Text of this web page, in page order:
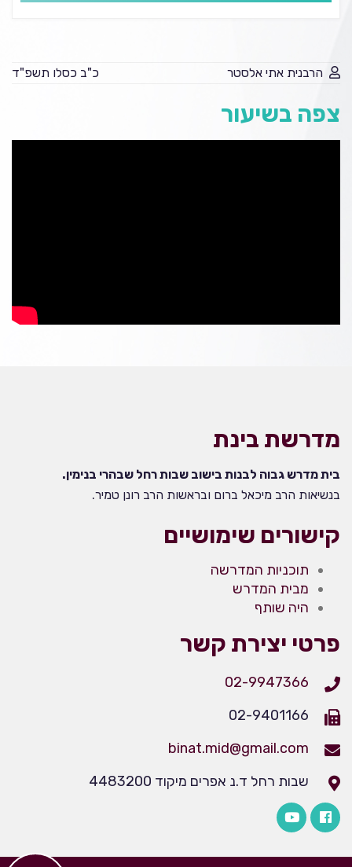
הרבנית אתי אלסטר כ"ב כסלו תשפ"ד
צפה בשיעור
מדרשת בינת
בית מדרש גבוה לבנות בישוב שבות רחל שבהרי בנימין.
בנשיאות הרב מיכאל ברום ובראשות הרב רונן טמיר.
קישורים שימושיים
תוכניות המדרשה
מבית המדרש
היה שותף
פרטי יצירת קשר
02-9947366
02-9401166
binat.mid@gmail.com
שבות רחל ד.נ אפרים מיקוד 4483200